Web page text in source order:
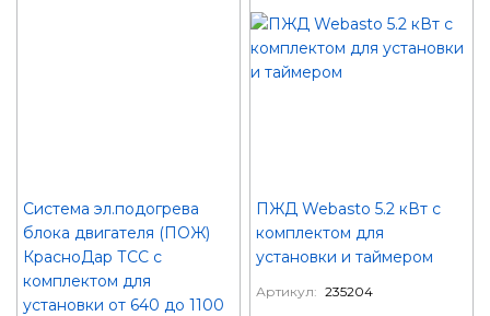
Система эл.подогрева
блока двигателя (ПОЖ)
КрасноДар ТСС с
комплектом для
установки от 640 до 1100
ПЖД Webasto 5.2 кВт с
комплектом для
установки и таймером
Артикул: 235204